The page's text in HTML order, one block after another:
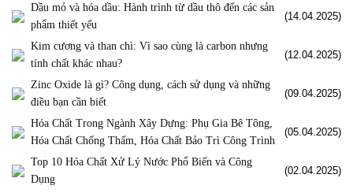
Dầu mỏ và hóa dầu: Hành trình từ dầu thô đến các sản
phẩm thiết yếu
(14.04.2025)
Kim cương và than chì: Vì sao cùng là carbon nhưng
tính chất khác nhau?
(12.04.2025)
Zinc Oxide là gì? Công dụng, cách sử dụng và những
điều bạn cần biết
(09.04.2025)
Hóa Chất Trong Ngành Xây Dựng: Phụ Gia Bê Tông,
Hóa Chất Chống Thấm, Hóa Chất Bảo Trì Công Trình
(05.04.2025)
Top 10 Hóa Chất Xử Lý Nước Phổ Biến và Công
Dụng
(02.04.2025)